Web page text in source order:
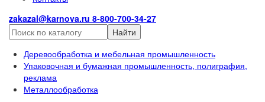
zakazal@karnova.ru 8-800-700-34-27
Найти
Деревообработка и мебельная промышленность
Упаковочная и бумажная промышленность, полиграфия,
реклама
Металлообработка